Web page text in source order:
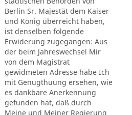
Berlin Sr. Majestät dem Kaiser
und König überreicht haben,
ist denselben folgende
Erwiderung zugegangen: Aus
der beim Jahreswechsel Mir
von dem Magistrat
gewidmeten Adresse habe Ich
mit Genugthuung ersehen, wie
es dankbare Anerkennung
gefunden hat, daß durch
Meine und Meiner Regierung